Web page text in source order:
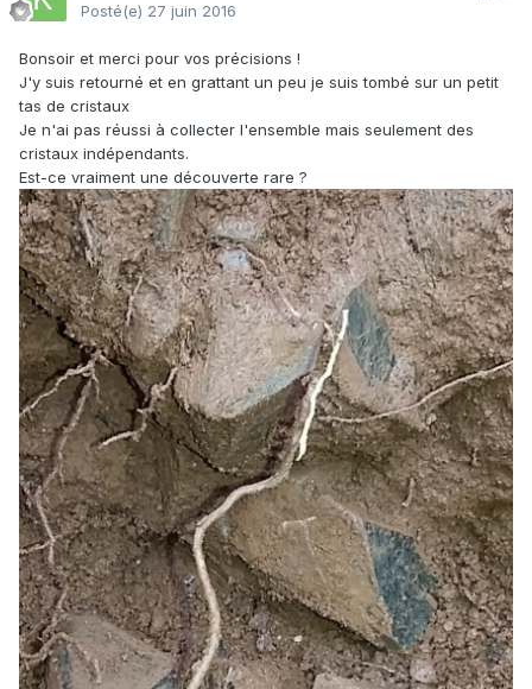
Posté(e) 27 juin 2016
Bonsoir et merci pour vos précisions !
J'y suis retourné et en grattant un peu je suis tombé sur un petit
tas de cristaux
Je n'ai pas réussi à collecter l'ensemble mais seulement des
cristaux indépendants.
Est-ce vraiment une découverte rare ?